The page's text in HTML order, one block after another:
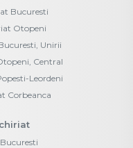
Bucuresti
Otopeni
Unirii
Central
Leordeni
Corbeanca